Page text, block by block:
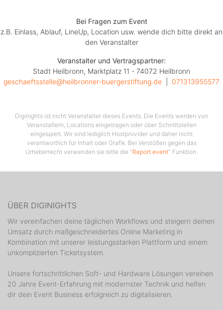
Die Einnahmen kommen Projekten der Heilbronner
Bürgerstiftung zugute.
Weitere Informationen finden Sie unter
https://heilbronner-buergerstiftung.de
Haben Sie Fragen oder Probleme beim Bestellprozess?
Dann wenden Sie sich per Mail unter
telefonisch unter 07131 3955577
Bei Fragen zum Event
z.B. Einlass, Ablauf, LineUp, Location usw. wende dich bitte direkt an
den Veranstalter
Veranstalter und Vertragspartner:
Stadt Heilbronn, Marktplatz 11 - 74072 Heilbronn
geschaeftsstelle@heilbronner-buergerstiftung.de
071313955577
Diginights ist nicht Veranstalter dieses Events. Die Events werden von
Veranstaltern, Locations eingetragen oder über Schnittstellen
eingespielt. Wir sind lediglich Hostprovider und daher nicht
verantwortlich für Inhalt oder Grafik. Bei Verstößen gegen das
Urheberrecht verwenden sie bitte die "Report event" Funktion.
ÜBER DIGINIGHTS
Wir vereinfachen deine täglichen Workflows und steigern deinen
Umsatz durch maßgeschneidertes Online Marketing in
Kombination mit unserer leistungsstarken Plattform und einem
unkomplizierten Ticketsystem.
Unsere fortschrittlichen Soft- und Hardware Lösungen vereinen
20 Jahre Event-Erfahrung mit modernster Technik und helfen
dir dein Event Business erfolgreich zu digitalisieren.